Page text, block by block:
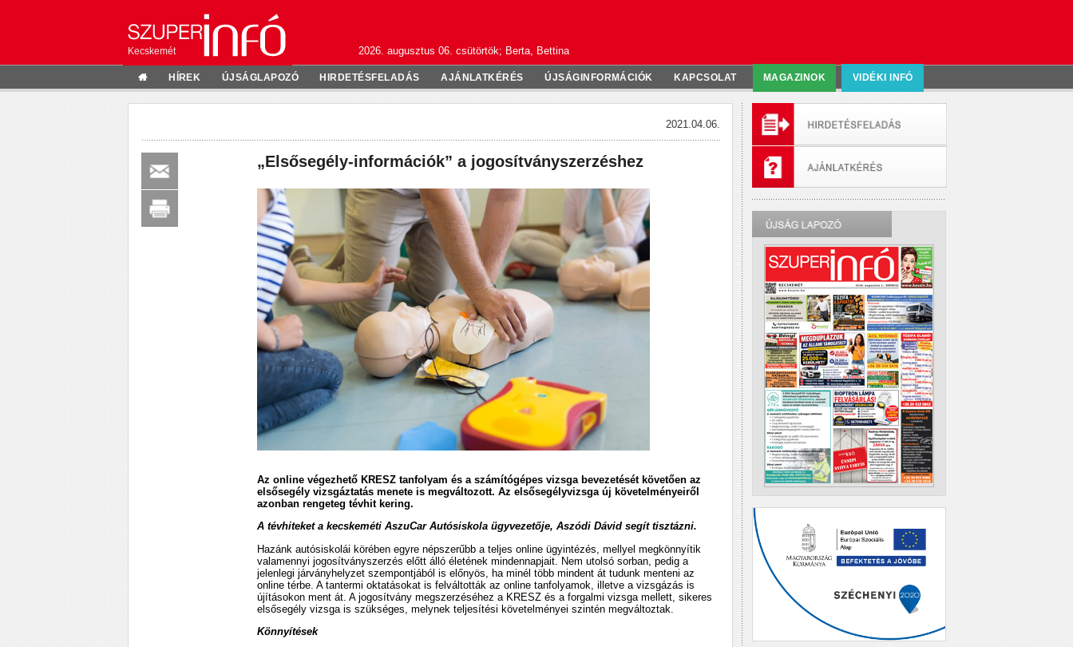
Kecskemét 2026. augusztus 06. csütörtök; Berta, Bettina
HÍREK ÚJSÁGLAPOZÓ HIRDETÉSFELADÁS AJÁNLATKÉRÉS ÚJSÁGINFORMÁCIÓK KAPCSOLAT MAGAZINOK VIDÉKI INFÓ
2021.04.06.
„Elsősegély-információk” a jogosítványszerzéshez
Az online végezhető KRESZ tanfolyam és a számítógépes vizsga bevezetését követően az
elsősegély vizsgáztatás menete is megváltozott. Az elsősegélyvizsga új követelményeiről
azonban rengeteg tévhit kering.
A tévhiteket a kecskeméti AszuCar Autósiskola ügyvezetője, Aszódi Dávid segít tisztázni.
Hazánk autósiskolái körében egyre népszerűbb a teljes online ügyintézés, mellyel megkönnyítik
valamennyi jogosítványszerzés előtt álló életének mindennapjait. Nem utolsó sorban, pedig a
jelenlegi járványhelyzet szempontjából is előnyös, ha minél több mindent át tudunk menteni az
online térbe. A tantermi oktatásokat is felváltották az online tanfolyamok, illetve a vizsgázás is
újításokon ment át. A jogosítvány megszerzéséhez a KRESZ és a forgalmi vizsga mellett, sikeres
elsősegély vizsga is szükséges, melynek teljesítési követelményei szintén megváltoztak.
Könnyítések